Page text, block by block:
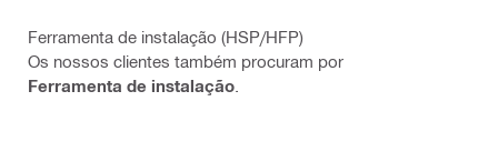
Ferramenta de instalação (HSP/HFP)
Os nossos clientes também procuram por
Ferramenta de instalação